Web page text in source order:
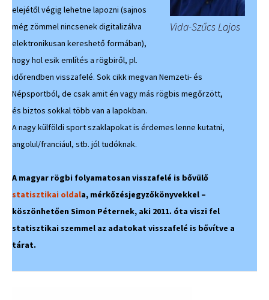
Vida-Szűcs Lajos
elejétől végig lehetne lapozni (sajnos
még zömmel nincsenek digitalizálva
elektronikusan kereshető formában),
hogy hol esik említés a rögbiről, pl.
időrendben visszafelé. Sok cikk megvan Nemzeti- és
Népsportból, de csak amit én vagy más rögbis megőrzött,
és biztos sokkal több van a lapokban.
A nagy külföldi sport szaklapokat is érdemes lenne kutatni,
angolul/franciául, stb. jól tudóknak.
A magyar rögbi folyamatosan visszafelé is bővülő
statisztikai oldala, mérkőzésjegyzőkönyvekkel –
köszönhetően Simon Péternek, aki 2011. óta viszi fel
statisztikai szemmel az adatokat visszafelé is bővítve a
tárat.